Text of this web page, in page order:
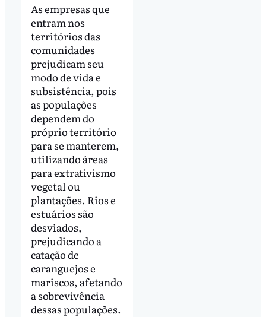
As empresas que
entram nos
territórios das
comunidades
prejudicam seu
modo de vida e
subsistência, pois
as populações
dependem do
próprio território
para se manterem,
utilizando áreas
para extrativismo
vegetal ou
plantações. Rios e
estuários são
desviados,
prejudicando a
catação de
caranguejos e
mariscos, afetando
a sobrevivência
dessas populações.